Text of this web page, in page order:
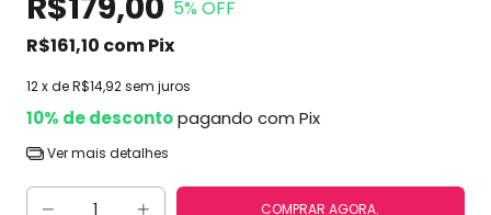
5% OFF
R$161,10 comPix
12x deR$14,92sem juros
10% de descontopagando com Pix
Ver mais detalhes